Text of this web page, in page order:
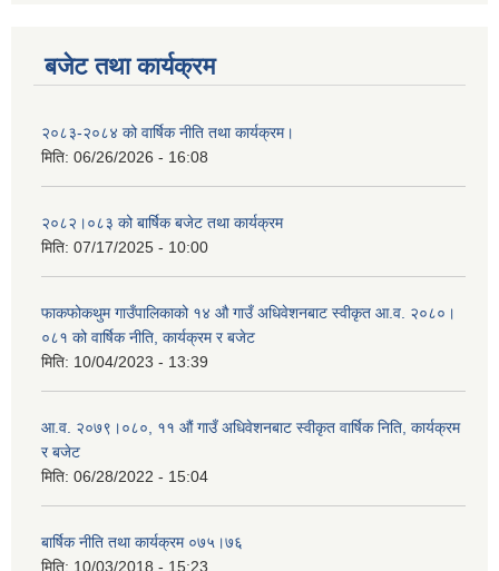
बजेट तथा कार्यक्रम
२०८३-२०८४ को वार्षिक नीति तथा कार्यक्रम।
मिति: 06/26/2026 - 16:08
२०८२।०८३ को बार्षिक बजेट तथा कार्यक्रम
मिति: 07/17/2025 - 10:00
फाकफोकथुम गाउँपालिकाको १४ औ गाउँ अधिवेशनबाट स्वीकृत आ.व. २०८०।
०८१ को वार्षिक नीति, कार्यक्रम र बजेट
मिति: 10/04/2023 - 13:39
आ.व. २०७९।०८०, ११ औं गाउँ अधिवेशनबाट स्वीकृत वार्षिक निति, कार्यक्रम
र बजेट
मिति: 06/28/2022 - 15:04
बार्षिक नीति तथा कार्यक्रम ०७५।७६
मिति: 10/03/2018 - 15:23